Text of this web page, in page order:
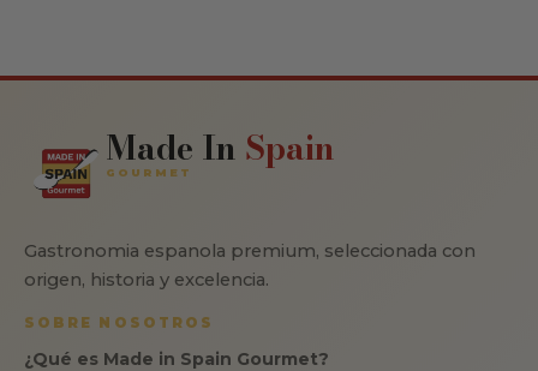
Made In Spain
GOURMET
Gastronomia espanola premium, seleccionada con
origen, historia y excelencia.
SOBRE NOSOTROS
¿Qué es Made in Spain Gourmet?